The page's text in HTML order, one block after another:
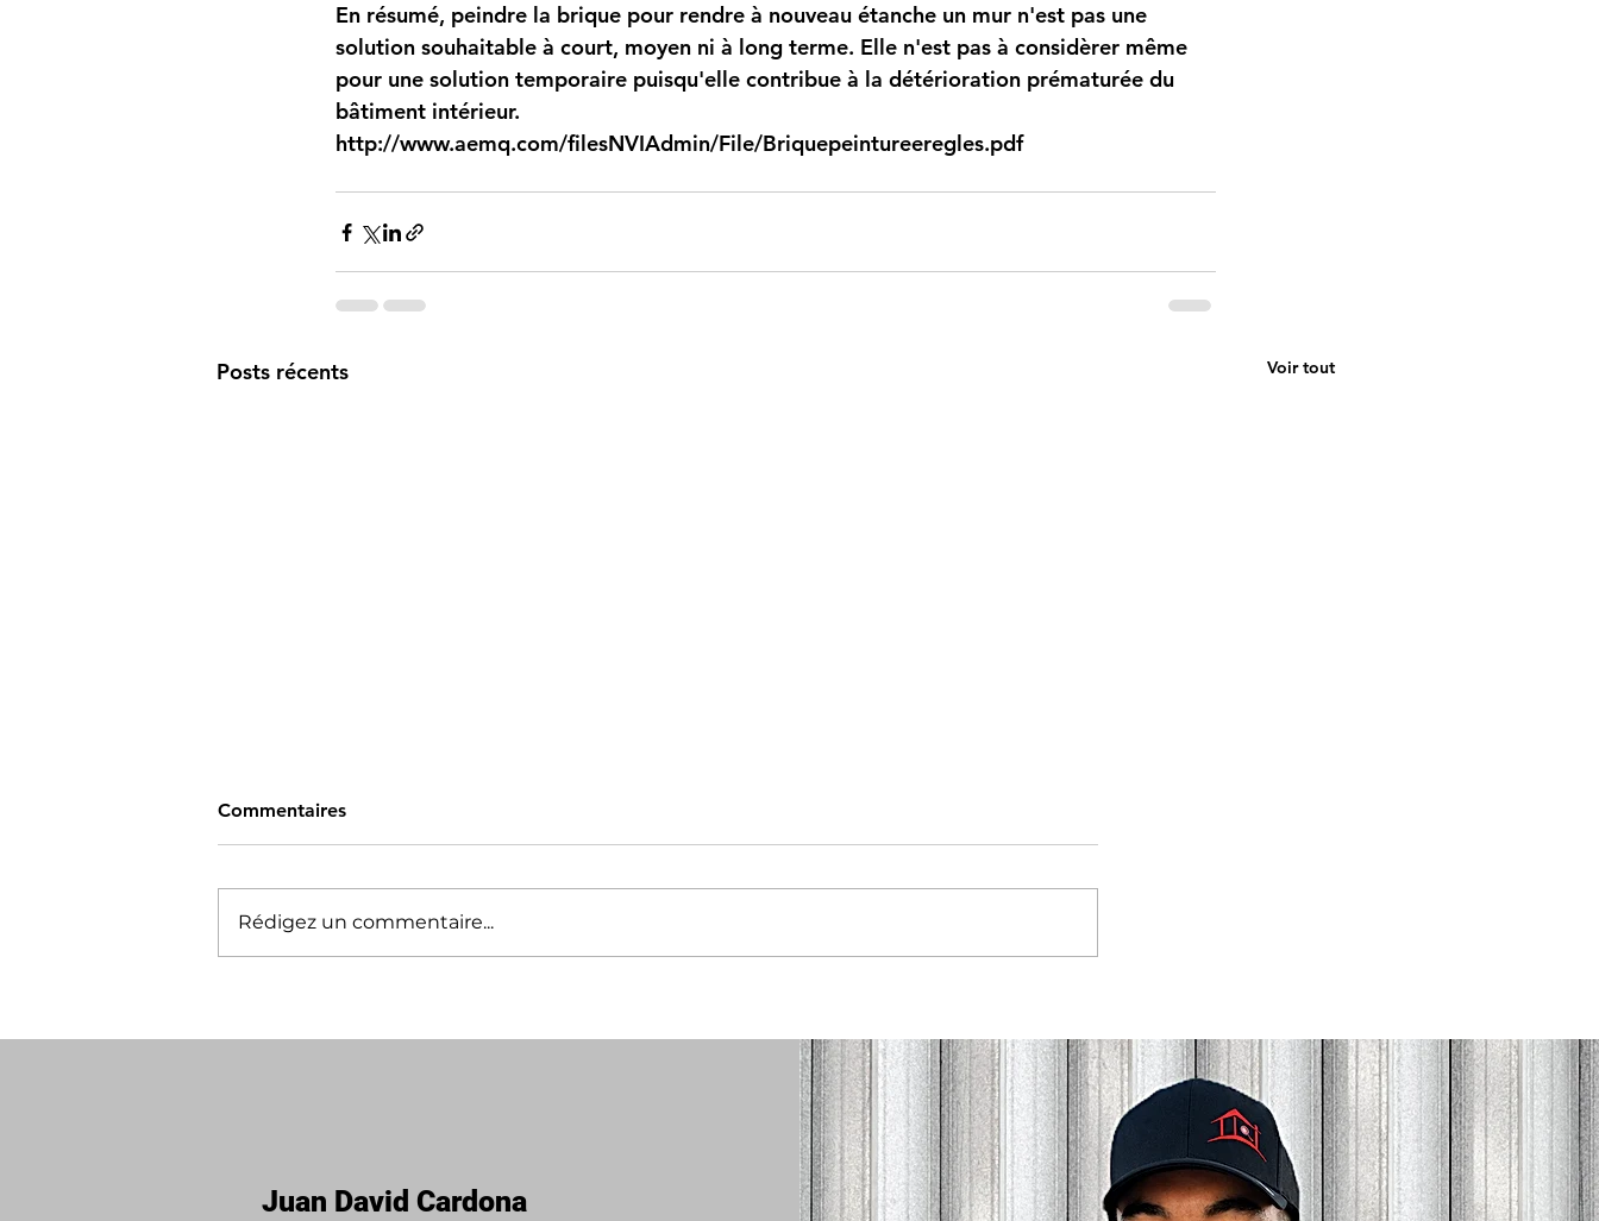
En résumé, peindre la brique pour rendre à nouveau étanche un mur n'est pas une
solution souhaitable à court, moyen ni à long terme. Elle n'est pas à considèrer même
pour une solution temporaire puisqu'elle contribue à la détérioration prématurée du
bâtiment intérieur.
http://www.aemq.com/filesNVIAdmin/File/Briquepeintureeregles.pdf
Posts récents Voir tout
appel à nos inspecteurs?
bâtiment Lapello dans les
Basses-Laurentides
Commentaires
Rédigez un commentaire...
Juan David Cardona